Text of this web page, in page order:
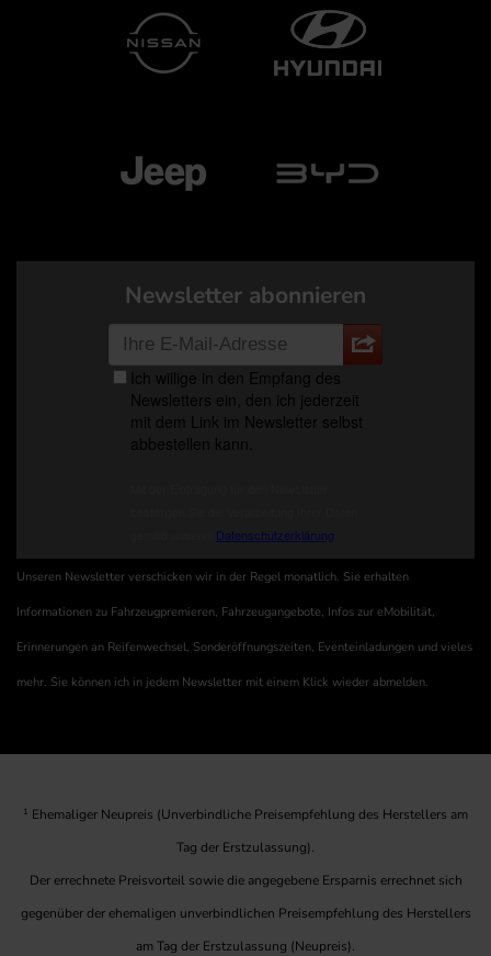
Newsletter abonnieren
Unseren Newsletter verschicken wir in der Regel monatlich. Sie erhalten
Informationen zu Fahrzeugpremieren, Fahrzeugangebote, Infos zur eMobilität,
Erinnerungen an Reifenwechsel, Sonderöffnungszeiten, Eventeinladungen und vieles
mehr. Sie können ich in jedem Newsletter mit einem Klick wieder abmelden.
1 Ehemaliger Neupreis (Unverbindliche Preisempfehlung des Herstellers am
Tag der Erstzulassung).
Der errechnete Preisvorteil sowie die angegebene Ersparnis errechnet sich
gegenüber der ehemaligen unverbindlichen Preisempfehlung des Herstellers
am Tag der Erstzulassung (Neupreis).